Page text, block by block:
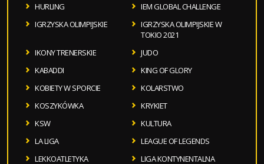
HURLING
IEM GLOBAL CHALLENGE
IGRZYSKA OLIMPIJSKIE
IGRZYSKA OLIMPIJSKIE W
TOKIO 2021
IKONY TRENERSKIE
JUDO
KABADDI
KING OF GLORY
KOBIETY W SPORCIE
KOLARSTWO
KOSZYKÓWKA
KRYKIET
KSW
KULTURA
LA LIGA
LEAGUE OF LEGENDS
LEKKOATLETYKA
LIGA KONTYNENTALNA